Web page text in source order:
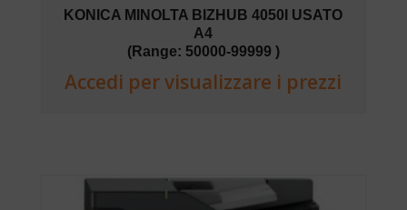
KONICA MINOLTA BIZHUB 4050I USATO
A4
(Range: 50000-99999 )
Accedi per visualizzare i prezzi